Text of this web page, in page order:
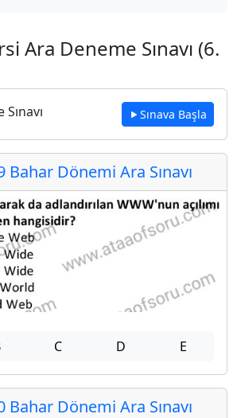
Ara Deneme Sınavı (6.
Sınava Başla
Bahar Dönemi Ara Sınavı
C D E
Bahar Dönemi Ara Sınavı